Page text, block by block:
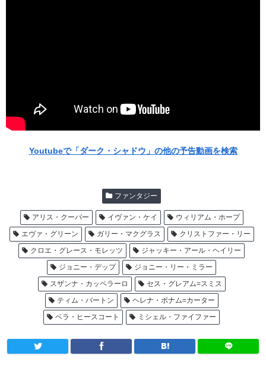
Youtubeで「ダーク・シャドウ」の他の予告動画を検索
ファンタジー
アリス・クーパー イヴァン・ケイ
ウィリアム・ホープ
エヴァ・グリーン
ガリー・マクグラス
クリストファー・リー
クロエ・グレース・モレッツ
ジャッキー・アール・ヘイリー
ジョニー・デップ
ジョニー・リー・ミラー
スザンナ・カッペラーロ
セス・グレアム=スミス
ティム・バートン
ヘレナ・ボナム=カーター
ベラ・ヒースコート
ミシェル・ファイファー